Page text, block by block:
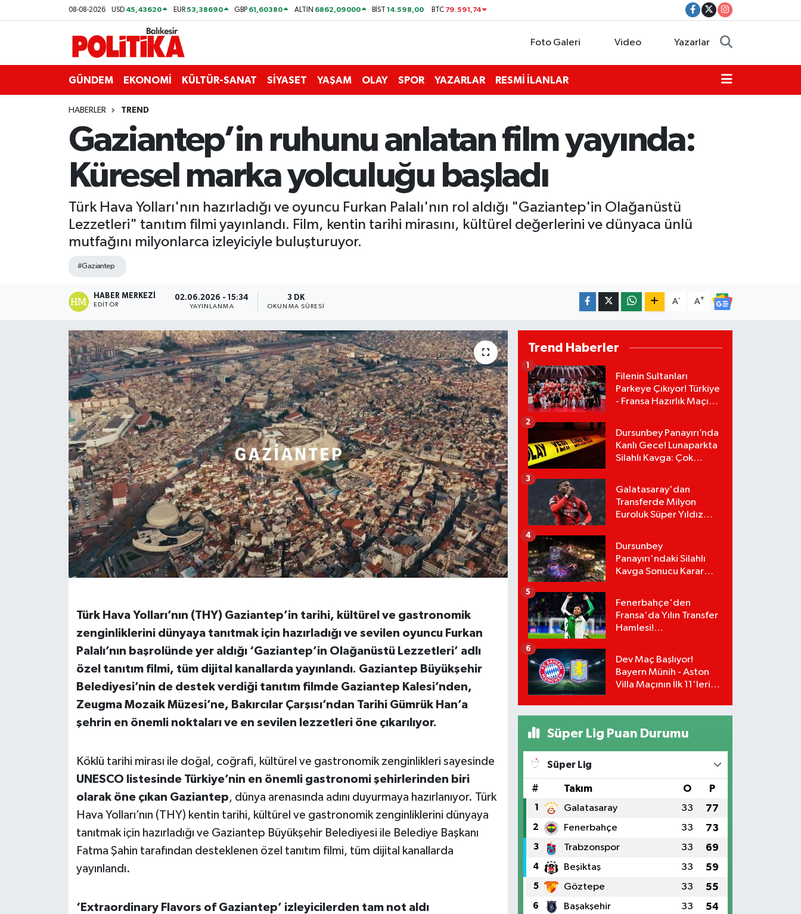
08-08-2026 USD 45,43620 EUR53,38690 GBP 61,60380 ALTIN 6862,09000 BİST14.598,00 BTC 79.591,74
Foto Galeri Video Yazarlar
GÜNDEM EKONOMİ KÜLTÜR-SANAT SİYASET YAŞAM OLAY SPOR YAZARLAR RESMİ İLANLAR
HABERLER TREND
Gaziantep’in ruhunu anlatan film yayında:
Küresel marka yolculuğu başladı
Türk Hava Yolları'nın hazırladığı ve oyuncu Furkan Palalı'nın rol aldığı "Gaziantep'in Olağanüstü
Lezzetleri" tanıtım filmi yayınlandı. Film, kentin tarihi mirasını, kültürel değerlerini ve dünyaca ünlü
mutfağını milyonlarca izleyiciyle buluşturuyor.
#Gaziantep
HABER MERKEZI
EDITÖR
02.06.2026 - 15:34
YAYINLANMA
3 DK
OKUNMA SÜRESI
A- A+
Türk Hava Yolları’nın (THY) Gaziantep’in tarihi, kültürel ve gastronomik
zenginliklerini dünyaya tanıtmak için hazırladığı ve sevilen oyuncu Furkan
Palalı’nın başrolünde yer aldığı ‘Gaziantep’in Olağanüstü Lezzetleri’ adlı
özel tanıtım filmi, tüm dijital kanallarda yayınlandı. Gaziantep Büyükşehir
Belediyesi’nin de destek verdiği tanıtım filmde Gaziantep Kalesi’nden,
Zeugma Mozaik Müzesi’ne, Bakırcılar Çarşısı’ndan Tarihi Gümrük Han’a
şehrin en önemli noktaları ve en sevilen lezzetleri öne çıkarılıyor.
Köklü tarihi mirası ile doğal, coğrafi, kültürel ve gastronomik zenginlikleri sayesinde
UNESCO listesinde Türkiye’nin en önemli gastronomi şehirlerinden biri
olarak öne çıkan Gaziantep, dünya arenasında adını duyurmaya hazırlanıyor. Türk
Hava Yolları’nın (THY) kentin tarihi, kültürel ve gastronomik zenginliklerini dünyaya
tanıtmak için hazırladığı ve Gaziantep Büyükşehir Belediyesi ile Belediye Başkanı
Fatma Şahin tarafından desteklenen özel tanıtım filmi, tüm dijital kanallarda
yayınlandı.
‘Extraordinary Flavors of Gaziantep’ izleyicilerden tam not aldı
Trend Haberler
Filenin Sultanları
Parkeye Çıkıyor! Türkiye
- Fransa Hazırlık Maçı
1
Dursunbey Panayırı’nda
Kanlı Gece! Lunaparkta
Silahlı Kavga: Çok
2
Galatasaray'dan
Transferde Milyon
Euroluk Süper Yıldız
İmzalar An Meselesi!
3
Dursunbey
Panayırı'ndaki Silahlı
Kavga Sonucu Karar
4
Fenerbahçe'den
Fransa'da Yılın Transfer
Hamlesi!
Düğmeye Basıldı!
5
Dev Maç Başlıyor!
Bayern Münih - Aston
Villa Maçının İlk 11'leri
6
Süper Lig Puan Durumu
Süper Lig
# Takım O P
1 Galatasaray 33 77
2 Fenerbahçe 33 73
3 Trabzonspor 33 69
4 Beşiktaş 33 59
5 Göztepe 33 55
6 Başakşehir 33 54
ASTROLOJİ
Bandırma
Burhaniye
Edremit
EĞİTİM
EKONOMİ
KÜLTÜR-SANAT
MAGAZİN
Resmi İlanlar
Balıkesir Nöbetçi Eczaneler
Balıkesir Hava Durumu
Balıkesir Namaz Vakitleri
Balıkesir Trafik Yoğunluk Haritası
Süper Lig Puan Durumu ve Fikstür
Son Dakika Haberleri